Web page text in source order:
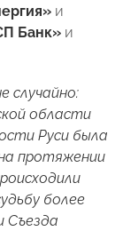
и
Банк» и
случайно:
области
Руси была
протяжении
более
Съезда